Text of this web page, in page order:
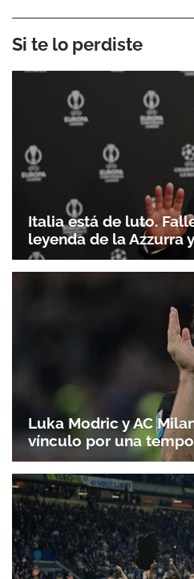
Si te lo perdiste
Italia está de luto.
leyenda de la Azzurra
Luka Modric y AC
vínculo por una